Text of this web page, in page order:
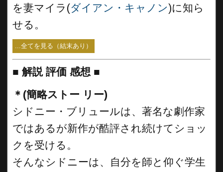
を妻マイラ(ダイアン・キャノン)に知ら
せる。
...全てを見る（結末あり）
■ 解説 評価 感想 ■
＊(簡略ストー リー)
シドニー・ブリュールは、著名な劇作家
ではあるが新作が酷評され続けてショッ
クを受ける。
そんなシドニーは、自分を師と仰ぐ学生